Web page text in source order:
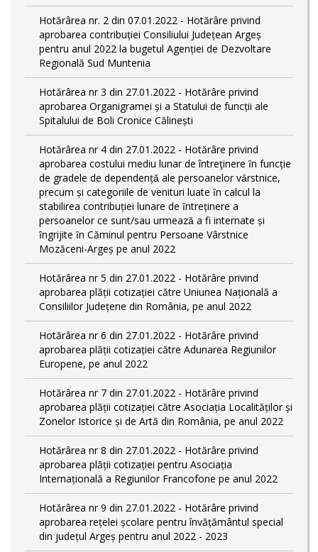
Hotărârea nr. 2 din 07.01.2022 - Hotărâre privind
aprobarea contribuției Consiliului Județean Argeș
pentru anul 2022 la bugetul Agenției de Dezvoltare
Regională Sud Muntenia
Hotărârea nr 3 din 27.01.2022 - Hotărâre privind
aprobarea Organigramei și a Statului de funcții ale
Spitalului de Boli Cronice Călinești
Hotărârea nr 4 din 27.01.2022 - Hotărâre privind
aprobarea costului mediu lunar de întreţinere ȋn funcție
de gradele de dependențǎ ale persoanelor vȃrstnice,
precum și categoriile de venituri luate ȋn calcul la
stabilirea contribuției lunare de ȋntreținere a
persoanelor ce sunt/sau urmeazǎ a fi internate și
ȋngrijite ȋn Căminul pentru Persoane Vârstnice
Mozăceni-Argeș pe anul 2022
Hotărârea nr 5 din 27.01.2022 - Hotărâre privind
aprobarea plății cotizației către Uniunea Națională a
Consiliilor Județene din România, pe anul 2022
Hotărârea nr 6 din 27.01.2022 - Hotărâre privind
aprobarea plății cotizației către Adunarea Regiunilor
Europene, pe anul 2022
Hotărârea nr 7 din 27.01.2022 - Hotărâre privind
aprobarea plății cotizației către Asociația Localităților și
Zonelor Istorice și de Artă din România, pe anul 2022
Hotărârea nr 8 din 27.01.2022 - Hotărâre privind
aprobarea plății cotizației pentru Asociația
Internațională a Regiunilor Francofone pe anul 2022
Hotărârea nr 9 din 27.01.2022 - Hotărâre privind
aprobarea rețelei școlare pentru învățământul special
din județul Argeș pentru anul 2022 - 2023